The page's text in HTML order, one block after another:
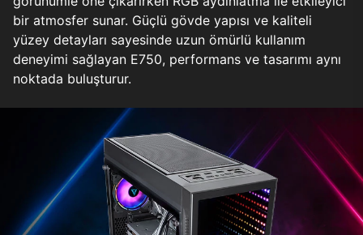
bir atmosfer sunar. Güçlü gövde yapısı ve kaliteli
yüzey detayları sayesinde uzun ömürlü kullanım
deneyimi sağlayan E750, performans ve tasarımı aynı
noktada buluşturur.